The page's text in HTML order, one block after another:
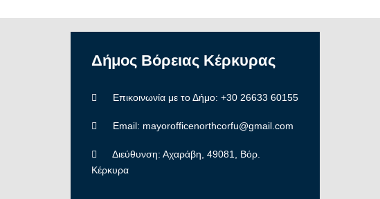
Δήμος Βόρειας Κέρκυρας
Επικοινωνία με το Δήμο: +30 26633 60155
Email: mayorofficenorthcorfu@gmail.com
Διεύθυνση: Αχαράβη, 49081, Βόρ.
Κέρκυρα